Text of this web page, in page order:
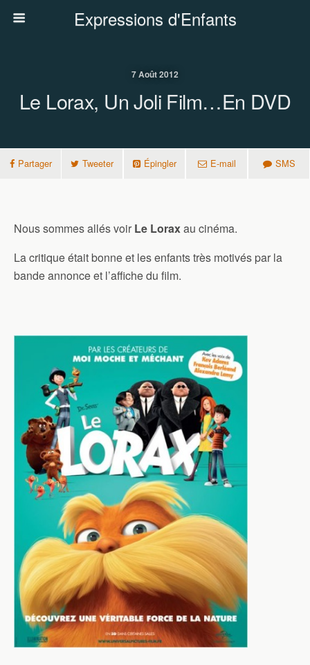
Expressions d'Enfants
7 Août 2012
Le Lorax, Un Joli Film…en DVD
Partager Tweeter Épingler E-mail SMS
Nous sommes allés voir Le Loraxau cinéma.
La critique était bonne et les enfants très motivés par la
bande annonce et l’affiche du film.